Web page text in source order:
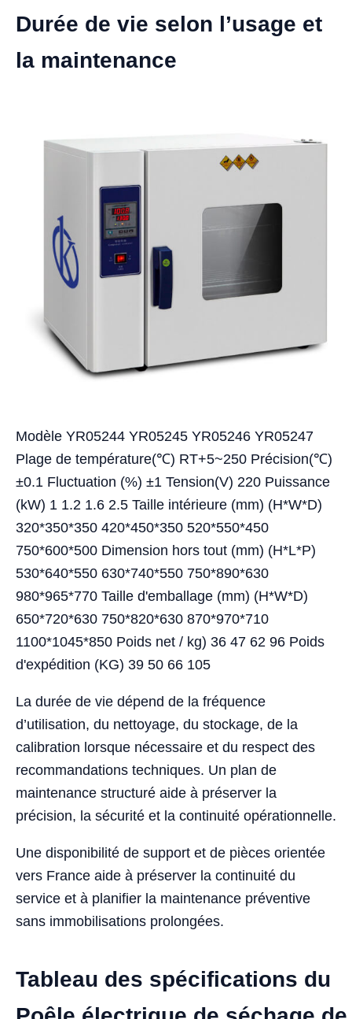
Durée de vie selon l’usage et
la maintenance
Modèle YR05244 YR05245 YR05246 YR05247
Plage de température(℃) RT+5~250 Précision(℃)
±0.1 Fluctuation (%) ±1 Tension(V) 220 Puissance
(kW) 1 1.2 1.6 2.5 Taille intérieure (mm) (H*W*D)
320*350*350 420*450*350 520*550*450
750*600*500 Dimension hors tout (mm) (H*L*P)
530*640*550 630*740*550 750*890*630
980*965*770 Taille d'emballage (mm) (H*W*D)
650*720*630 750*820*630 870*970*710
1100*1045*850 Poids net / kg) 36 47 62 96 Poids
d'expédition (KG) 39 50 66 105
La durée de vie dépend de la fréquence
d’utilisation, du nettoyage, du stockage, de la
calibration lorsque nécessaire et du respect des
recommandations techniques. Un plan de
maintenance structuré aide à préserver la
précision, la sécurité et la continuité opérationnelle.
Une disponibilité de support et de pièces orientée
vers France aide à préserver la continuité du
service et à planifier la maintenance préventive
sans immobilisations prolongées.
Tableau des spécifications du